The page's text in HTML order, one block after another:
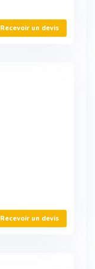
Recevoir un devis
Recevoir un devis